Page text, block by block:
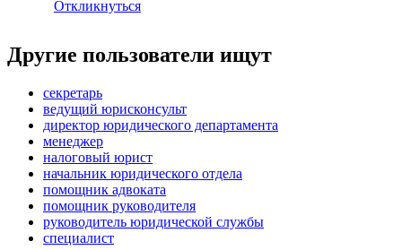
Откликнуться
Другие пользователи ищут
секретарь
ведущий юрисконсульт
директор юридического департамента
менеджер
налоговый юрист
начальник юридического отдела
помощник адвоката
помощник руководителя
руководитель юридической службы
специалист